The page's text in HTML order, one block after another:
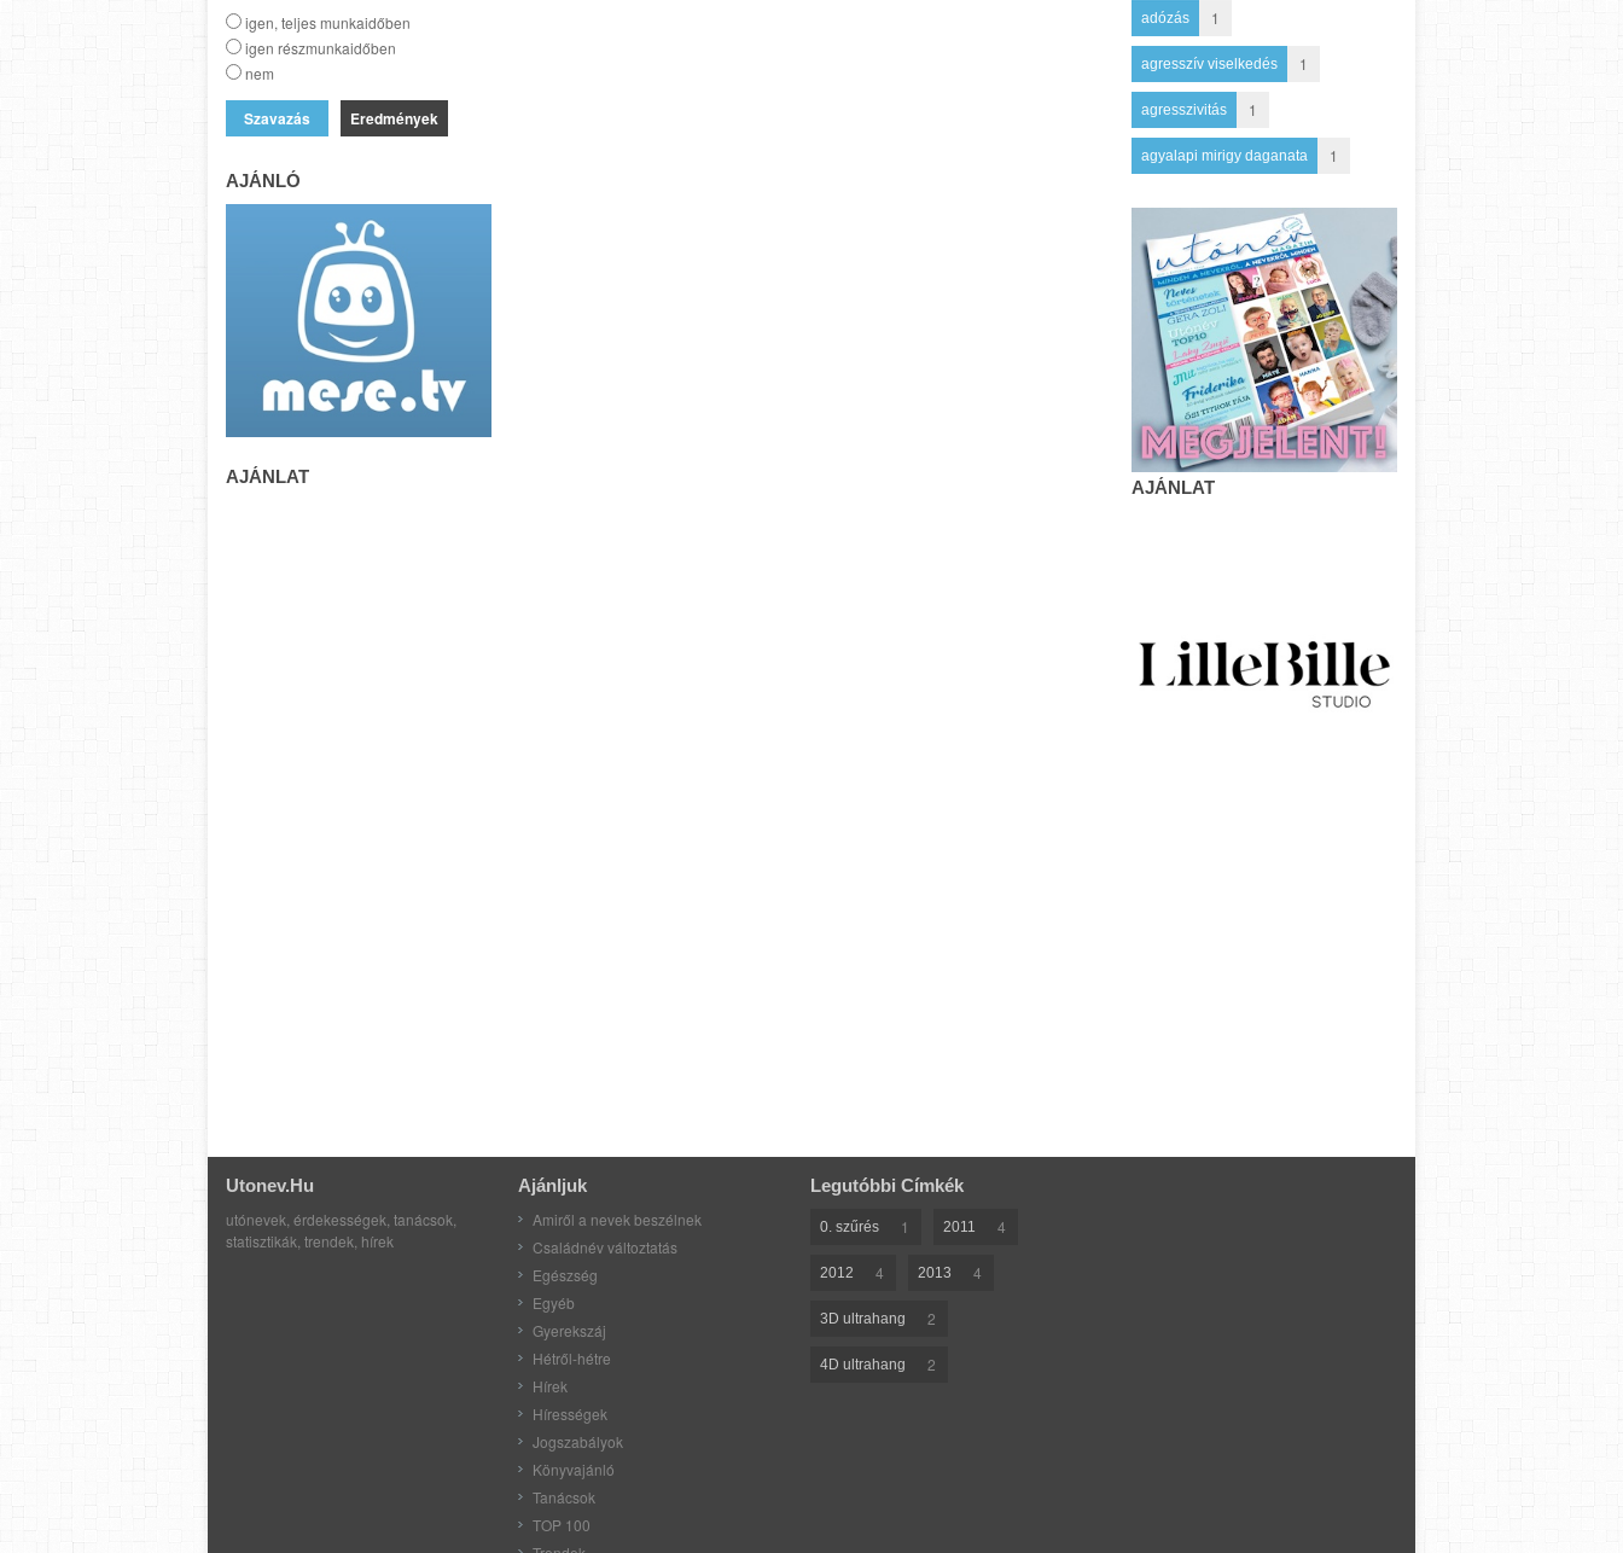
igen, teljes munkaidőben
igen részmunkaidőben
nem
Eredmények
AJÁNLÓ
AJÁNLAT
adózás 1
agresszív viselkedés 1
agresszivitás 1
agyalapi mirigy daganata 1
AJÁNLAT
Utonev.hu
utónevek, érdekességek, tanácsok,
statisztikák, trendek, hírek
Ajánljuk
Amiről a nevek beszélnek
Családnév változtatás
Egészség
Egyéb
Gyerekszáj
Hétről-hétre
Hírek
Hírességek
Jogszabályok
Könyvajánló
Tanácsok
TOP 100
Legutóbbi Címkék
0. szűrés 1 2011 4
2012 4 2013 4
3D ultrahang 2
4D ultrahang 2